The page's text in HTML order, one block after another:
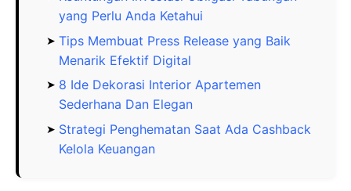
yang Perlu Anda Ketahui
Tips Membuat Press Release yang Baik
Menarik Efektif Digital
8 Ide Dekorasi Interior Apartemen
Sederhana Dan Elegan
Strategi Penghematan Saat Ada Cashback
Kelola Keuangan